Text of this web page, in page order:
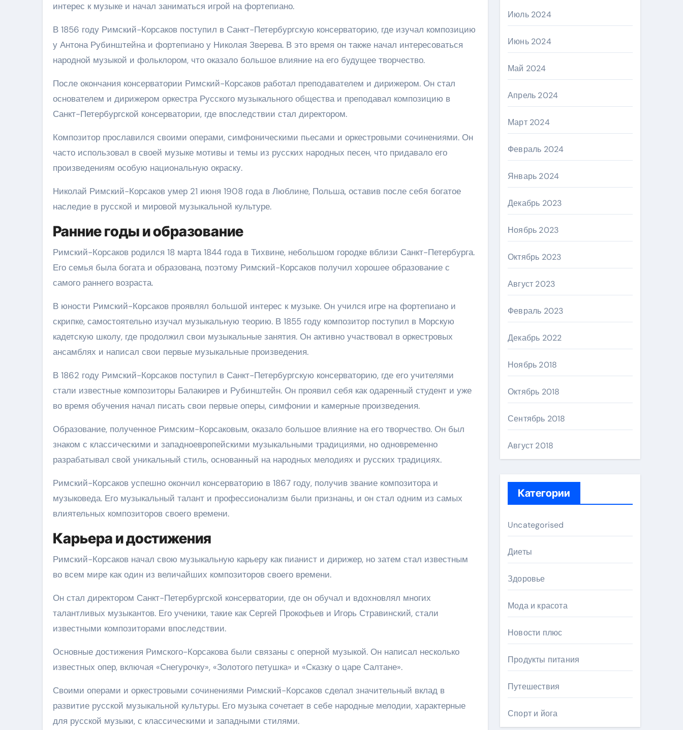
интерес к музыке и начал заниматься игрой на фортепиано.
В 1856 году Римский-Корсаков поступил в Санкт-Петербургскую консерваторию, где изучал композицию
у Антона Рубинштейна и фортепиано у Николая Зверева. В это время он также начал интересоваться
народной музыкой и фольклором, что оказало большое влияние на его будущее творчество.
После окончания консерватории Римский-Корсаков работал преподавателем и дирижером. Он стал
основателем и дирижером оркестра Русского музыкального общества и преподавал композицию в
Санкт-Петербургской консерватории, где впоследствии стал директором.
Композитор прославился своими операми, симфоническими пьесами и оркестровыми сочинениями. Он
часто использовал в своей музыке мотивы и темы из русских народных песен, что придавало его
произведениям особую национальную окраску.
Николай Римский-Корсаков умер 21 июня 1908 года в Люблине, Польша, оставив после себя богатое
наследие в русской и мировой музыкальной культуре.
Ранние годы и образование
Римский-Корсаков родился 18 марта 1844 года в Тихвине, небольшом городке вблизи Санкт-Петербурга.
Его семья была богата и образована, поэтому Римский-Корсаков получил хорошее образование с
самого раннего возраста.
В юности Римский-Корсаков проявлял большой интерес к музыке. Он учился игре на фортепиано и
скрипке, самостоятельно изучал музыкальную теорию. В 1855 году композитор поступил в Морскую
кадетскую школу, где продолжил свои музыкальные занятия. Он активно участвовал в оркестровых
ансамблях и написал свои первые музыкальные произведения.
В 1862 году Римский-Корсаков поступил в Санкт-Петербургскую консерваторию, где его учителями
стали известные композиторы Балакирев и Рубинштейн. Он проявил себя как одаренный студент и уже
во время обучения начал писать свои первые оперы, симфонии и камерные произведения.
Образование, полученное Римским-Корсаковым, оказало большое влияние на его творчество. Он был
знаком с классическими и западноевропейскими музыкальными традициями, но одновременно
разрабатывал свой уникальный стиль, основанный на народных мелодиях и русских традициях.
Римский-Корсаков успешно окончил консерваторию в 1867 году, получив звание композитора и
музыковеда. Его музыкальный талант и профессионализм были признаны, и он стал одним из самых
влиятельных композиторов своего времени.
Карьера и достижения
Римский-Корсаков начал свою музыкальную карьеру как пианист и дирижер, но затем стал известным
во всем мире как один из величайших композиторов своего времени.
Он стал директором Санкт-Петербургской консерватории, где он обучал и вдохновлял многих
талантливых музыкантов. Его ученики, такие как Сергей Прокофьев и Игорь Стравинский, стали
известными композиторами впоследствии.
Основные достижения Римского-Корсакова были связаны с оперной музыкой. Он написал несколько
известных опер, включая «Снегурочку», «Золотого петушка» и «Сказку о царе Салтане».
Своими операми и оркестровыми сочинениями Римский-Корсаков сделал значительный вклад в
развитие русской музыкальной культуры. Его музыка сочетает в себе народные мелодии, характерные
для русской музыки, с классическими и западными стилями.
Июль 2024
Июнь 2024
Май 2024
Апрель 2024
Март 2024
Февраль 2024
Январь 2024
Декабрь 2023
Ноябрь 2023
Октябрь 2023
Август 2023
Февраль 2023
Декабрь 2022
Ноябрь 2018
Октябрь 2018
Сентябрь 2018
Август 2018
Категории
Uncategorised
Диеты
Здоровье
Мода и красота
Новости плюс
Продукты питания
Путешествия
Спорт и йога